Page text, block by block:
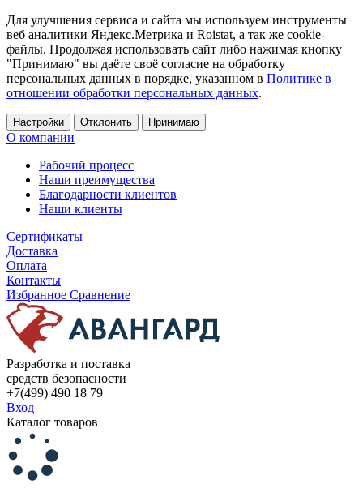
Для улучшения сервиса и сайта мы используем инструменты
веб аналитики Яндекс.Метрика и Roistat, а так же cookie-
файлы. Продолжая использовать сайт либо нажимая кнопку
"Принимаю" вы даёте своё согласие на обработку
персональных данных в порядке, указанном в Политике в
отношении обработки персональных данных.
Настройки Отклонить Принимаю
О компании
Рабочий процесс
Наши преимущества
Благодарности клиентов
Наши клиенты
Сертификаты
Доставка
Оплата
Контакты
Избранное Сравнение
Разработка и поставка
средств безопасности
+7(499) 490 18 79
Вход
Каталог товаров